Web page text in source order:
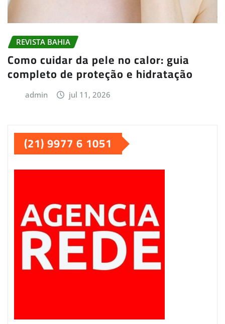
REVISTA BAHIA
Como cuidar da pele no calor: guia
completo de proteção e hidratação
admin jul 11, 2026
(21) 9977 6 1051